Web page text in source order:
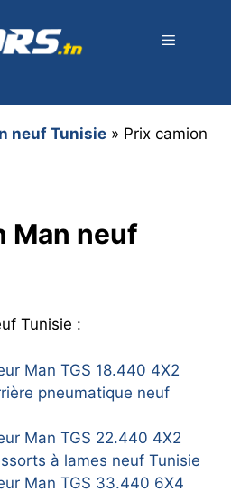
neuf Tunisie » Prix camion
Man neuf
Tunisie :
Man TGS 18.440 4X2
pneumatique neuf
Man TGS 22.440 4X2
à lames neuf Tunisie
Man TGS 33.440 6X4